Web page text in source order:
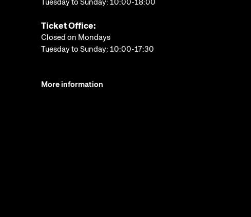
Ticket Office:
Closed on Mondays
Tuesday to Sunday: 10:00-17:30
More information